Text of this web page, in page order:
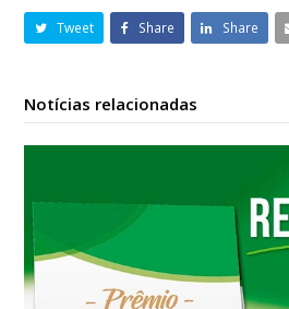
Tweet Share Share
Notícias relacionadas